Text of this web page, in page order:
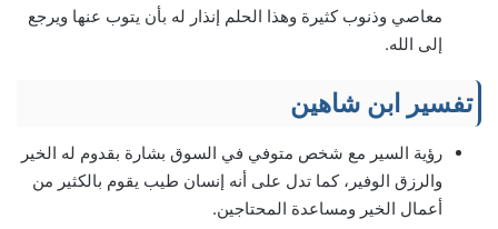
معاصي وذنوب كثيرة وهذا الحلم إنذار له بأن يتوب عنها ويرجع
إلى الله.
تفسير ابن شاهين
رؤية السير مع شخص متوفي في السوق بشارة بقدوم له الخير
والرزق الوفير، كما تدل على أنه إنسان طيب يقوم بالكثير من
أعمال الخير ومساعدة المحتاجين.